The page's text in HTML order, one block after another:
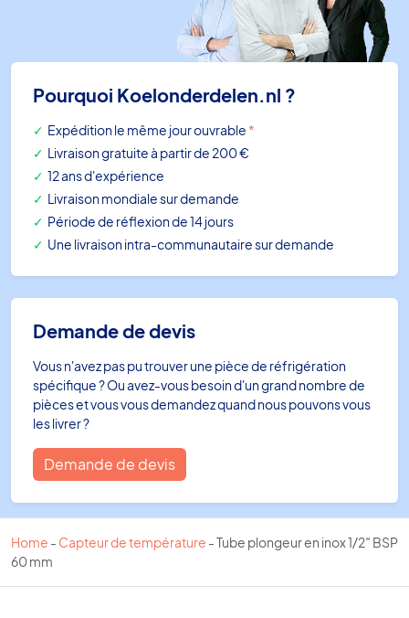
Pourquoi Koelonderdelen.nl ?
Expédition le même jour ouvrable *
Livraison gratuite à partir de 200 €
12 ans d'expérience
Livraison mondiale sur demande
Période de réflexion de 14 jours
Une livraison intra-communautaire sur demande
Demande de devis
Vous n'avez pas pu trouver une pièce de réfrigération
spécifique ? Ou avez-vous besoin d'un grand nombre de
pièces et vous vous demandez quand nous pouvons vous
les livrer ?
Demande de devis
Home - Capteur de température -Tube plongeur en inox 1/2″ BSP
60 mm